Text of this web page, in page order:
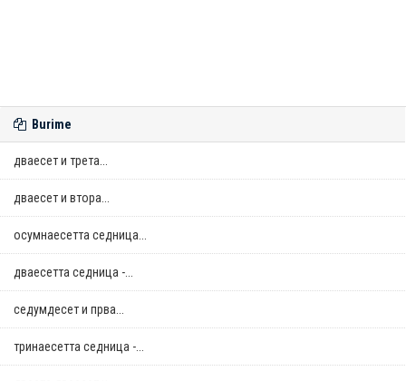
Burime
дваесет и трета...
дваесет и втора...
осумнaесетта седница...
дваесетта седница -...
седумдесет и прва...
тринаесетта седница -...